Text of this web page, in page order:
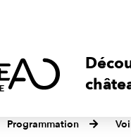
Programmation